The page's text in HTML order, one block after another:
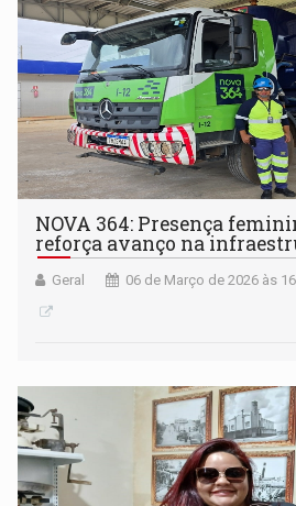
NOVA 364: Presença
reforça avanço na
Geral 06 de Março de 2026 às